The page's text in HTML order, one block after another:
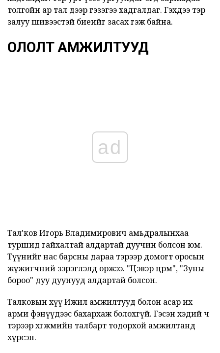
толгойн ар тал дээр гэзэгээ хадгалдаг. Гэхдээ тэр
залуу шивээстэй биеийг засах гэж байна.
ОЛОЛТ АМЖИЛТУУД
ad
Тал'ков Игорь Владимирович амьдралынхаа
туршид гайхалтай алдартай дуучин болсон юм.
Түүнийг нас барсны дараа тэрээр домогт оросын
жүжигчний зэрэглэлд оржээ. "Цэвэр цөөрөм", "Зуны
бороо" дуу дуунууд алдартай болсон.
Талковын хүүИжил амжилтууд болон асар их
арми фэнүүдээс бахархаж болохгүй. Гэсэн хэдий ч
тэрээр хөгжмийн талбарт тодорхой амжилтанд
хүрсэн.